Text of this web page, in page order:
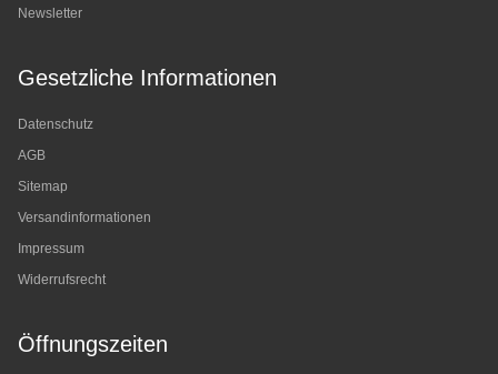
Newsletter
Gesetzliche Informationen
Datenschutz
AGB
Sitemap
Versandinformationen
Impressum
Widerrufsrecht
Öffnungszeiten